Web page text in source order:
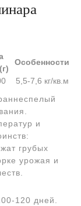
Особенности
5,5-7,6 кг/кв.м
и
грубых
урожая и
120 дней.